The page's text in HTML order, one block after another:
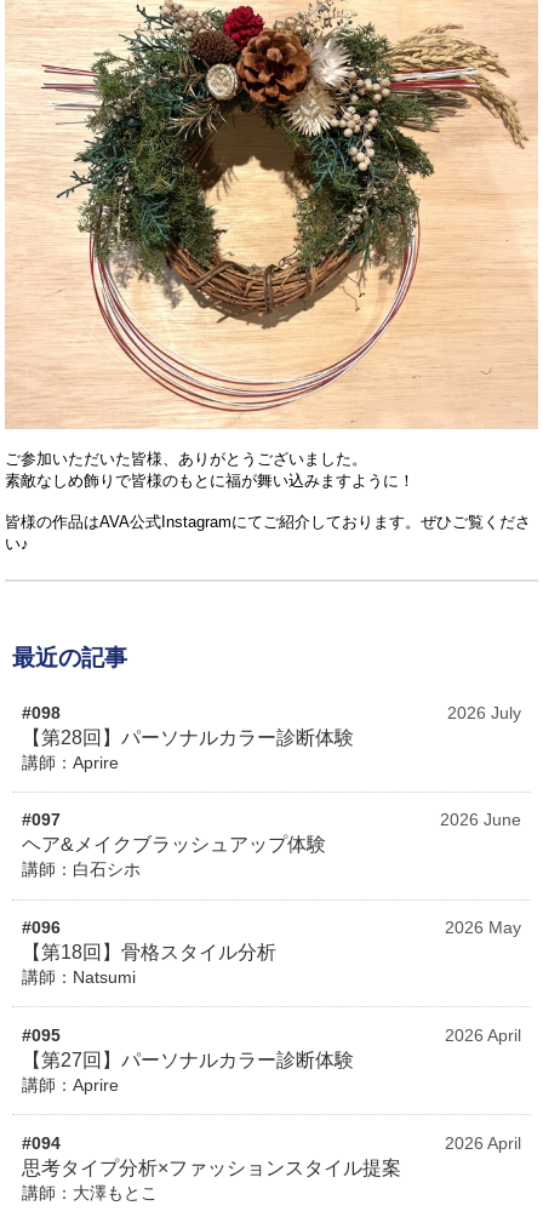
ご参加いただいた皆様、ありがとうございました。
素敵なしめ飾りで皆様のもとに福が舞い込みますように！
皆様の作品はAVA公式Instagramにてご紹介しております。ぜひご覧くださ
い♪
最近の記事
#098 2026 July
【第28回】パーソナルカラー診断体験
講師：Aprire
#097 2026 June
ヘア&メイクブラッシュアップ体験
講師：白石シホ
#096 2026 May
【第18回】骨格スタイル分析
講師：Natsumi
#095 2026 April
【第27回】パーソナルカラー診断体験
講師：Aprire
#094 2026 April
思考タイプ分析×ファッションスタイル提案
講師：大澤もとこ